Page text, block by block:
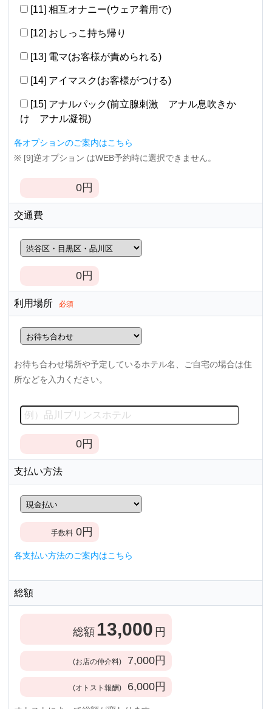
[11] 相互オナニー(ウェア着用で)
[12] おしっこ持ち帰り
[13] 電マ(お客様が責められる)
[14] アイマスク(お客様がつける)
[15] アナルパック(前立腺刺激 アナル息吹きか
け アナル凝視)
各オプションのご案内はこちら
※ [9]逆オプション はWEB予約時に選択できません。
0円
交通費
0円
利用場所 必須
お待ち合わせ場所や予定しているホテル名、ご自宅の場合は住
所などを入力ください。
0円
支払い方法
手数料 0円
各支払い方法のご案内はこちら
総額
総額 13,000 円
(お店の仲介料) 7,000円
(オトスト報酬) 6,000円